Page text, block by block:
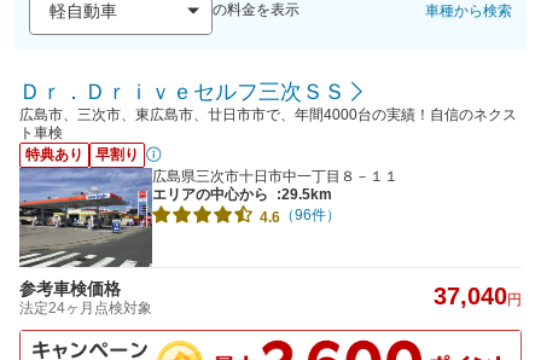
の料金を表示 車種から検索
Ｄｒ．Ｄｒｉｖｅセルフ三次ＳＳ
広島市、三次市、東広島市、廿日市市で、年間4000台の実績！自信のネクス
ト車検
特典あり
早割り
広島県三次市十日市中一丁目８－１１
エリアの中心から
:29.5km
4.6 （96件）
参考車検価格
法定24ヶ月点検対象 37,040円